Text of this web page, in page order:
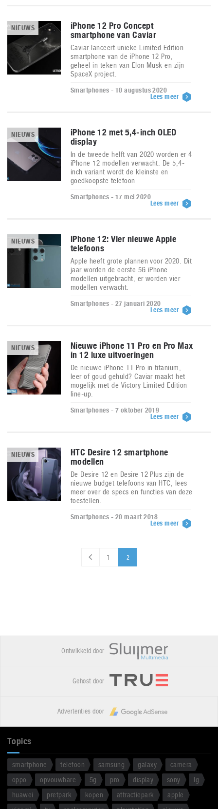
NIEUWS
iPhone 12 Pro Concept
smartphone van Caviar
Caviar lanceert unieke Limited Edition
smartphone van de iPhone 12 Pro,
geheel in teken van Elon Musk en zijn
SpaceX project.
Smartphones - 10 augustus 2020
Lees meer
NIEUWS
iPhone 12 met 5,4-inch OLED
display
In de tweede helft van 2020 worden er 4
iPhone 12 modellen verwacht. De 5,4-
inch variant wordt de kleinste en
goedkoopste telefoon
Smartphones - 17 mei 2020
Lees meer
NIEUWS
iPhone 12: Vier nieuwe Apple
telefoons
Apple heeft grote plannen voor 2020. Dit
jaar worden de eerste 5G iPhone
modellen uitgebracht, er worden vier
modellen verwacht.
Smartphones - 27 januari 2020
Lees meer
NIEUWS
Nieuwe iPhone 11 Pro en Pro Max
in 12 luxe uitvoeringen
De nieuwe iPhone 11 Pro in titanium,
leer of goud gehuld? Caviar maakt het
mogelijk met de Victory Limited Edition
line-up.
Smartphones - 7 oktober 2019
Lees meer
NIEUWS
HTC Desire 12 smartphone
modellen
De Desire 12 en Desire 12 Plus zijn de
nieuwe budget telefoons van HTC, lees
meer over de specs en functies van deze
toestellen.
Smartphones - 20 maart 2018
Lees meer
1 2
Ontwikkeld door
Gehost door
Advertenties door
Topics
smartphone telefoon samsung galaxy
camera
oppo
opvouwbare 5g pro display sony
lg
huawei
pretpark kopen attractiepark
apple